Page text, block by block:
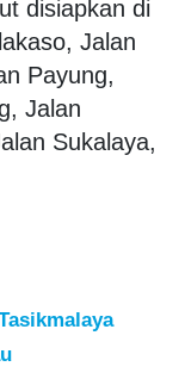
disiapkan di
Jalan
Payung,
Jalan
Sukalaya,